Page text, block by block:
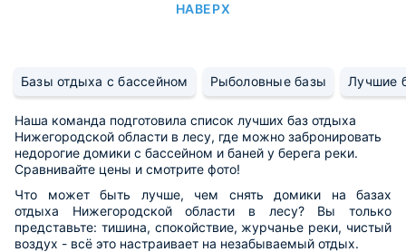
НАВЕРХ
Базы отдыха с бассейном Рыболовные базы Лучшие
Наша команда подготовила список лучших баз отдыха
Нижегородской области в лесу, где можно забронировать
недорогие домики с бассейном и баней у берега реки.
Сравнивайте цены и смотрите фото!
Что может быть лучше, чем снять домики на базах
отдыха Нижегородской области в лесу? Вы только
представьте: тишина, спокойствие, журчанье реки, чистый
воздух - всё это настраивает на незабываемый отдых.